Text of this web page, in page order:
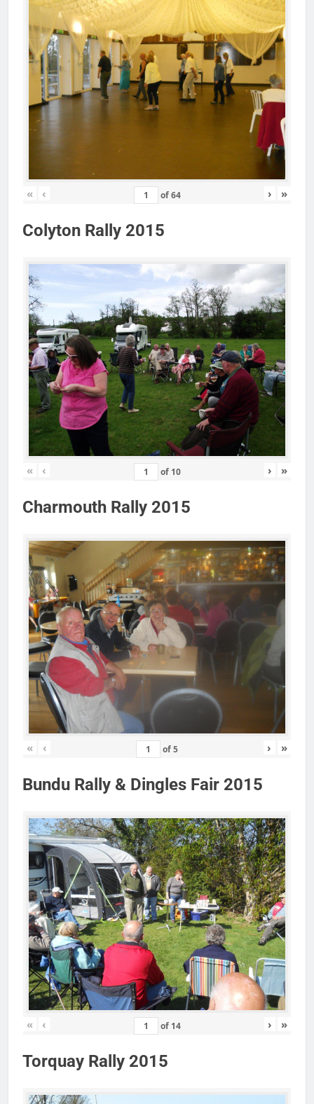
« ‹ of64 › »
Colyton Rally 2015
« ‹ of 10 › »
Charmouth Rally 2015
« ‹ of5 › »
Bundu Rally & Dingles Fair 2015
« ‹ of 14 › »
Torquay Rally 2015